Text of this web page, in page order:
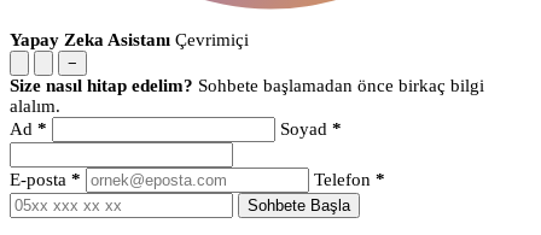
Yapay Zeka Asistanı Çevrimiçi
−
Size nasıl hitap edelim? Sohbete başlamadan önce birkaç bilgi
alalım.
Ad * Soyad *
E-posta * Telefon *
Sohbete Başla